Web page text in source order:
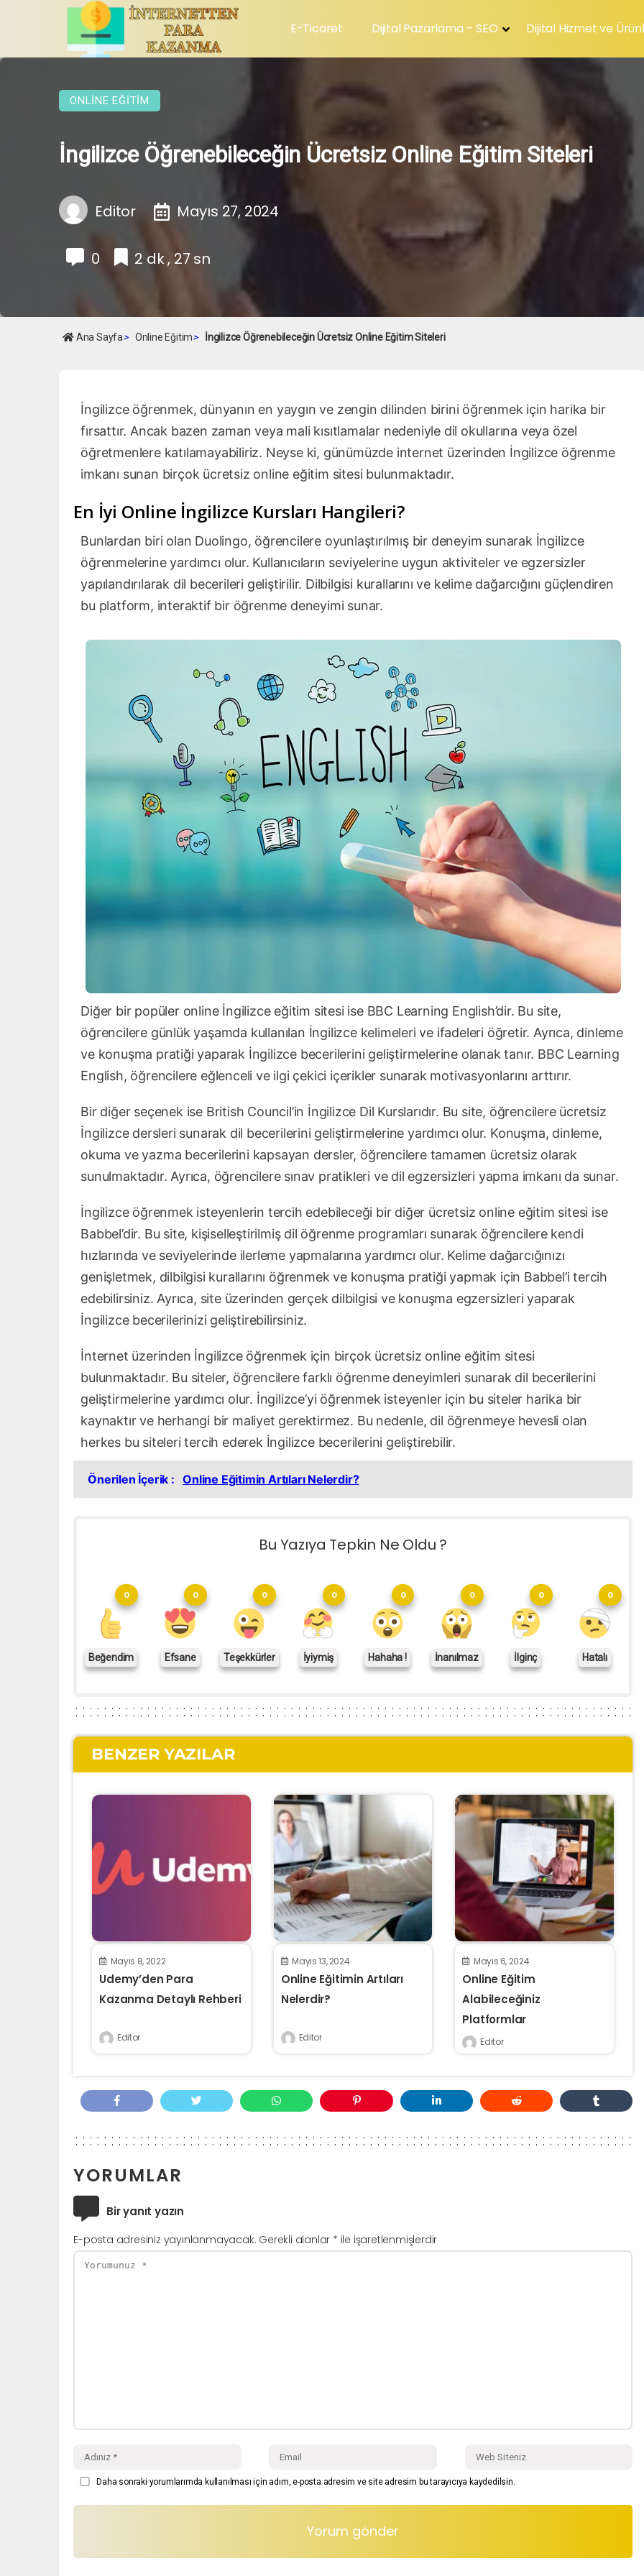
E-Ticaret Dijital Pazarlama – SEO Dijital Hizmet ve
ONLINE EĞITIM
İngilizce Öğrenebileceğin Ücretsiz Online Eğitim Siteleri
Editor Mayıs 27, 2024
0 2 dk , 27 sn
Ana Sayfa> Online Eğitim> İngilizce Öğrenebileceğin Ücretsiz Online Eğitim Siteleri
İngilizce öğrenmek, dünyanın en yaygın ve zengin dilinden birini öğrenmek için harika bir
fırsattır. Ancak bazen zaman veya mali kısıtlamalar nedeniyle dil okullarına veya özel
öğretmenlere katılamayabiliriz. Neyse ki, günümüzde internet üzerinden İngilizce öğrenme
imkanı sunan birçok ücretsiz online eğitim sitesi bulunmaktadır.
En İyi Online İngilizce Kursları Hangileri?
Bunlardan biri olan Duolingo, öğrencilere oyunlaştırılmış bir deneyim sunarak İngilizce
öğrenmelerine yardımcı olur. Kullanıcıların seviyelerine uygun aktiviteler ve egzersizler
yapılandırılarak dil becerileri geliştirilir. Dilbilgisi kurallarını ve kelime dağarcığını güçlendiren
bu platform, interaktif bir öğrenme deneyimi sunar.
Diğer bir popüler online İngilizce eğitim sitesi ise BBC Learning English’dir. Bu site,
öğrencilere günlük yaşamda kullanılan İngilizce kelimeleri ve ifadeleri öğretir. Ayrıca, dinleme
ve konuşma pratiği yaparak İngilizce becerilerini geliştirmelerine olanak tanır. BBC Learning
English, öğrencilere eğlenceli ve ilgi çekici içerikler sunarak motivasyonlarını arttırır.
Bir diğer seçenek ise British Council’in İngilizce Dil Kurslarıdır. Bu site, öğrencilere ücretsiz
İngilizce dersleri sunarak dil becerilerini geliştirmelerine yardımcı olur. Konuşma, dinleme,
okuma ve yazma becerilerini kapsayan dersler, öğrencilere tamamen ücretsiz olarak
sunulmaktadır. Ayrıca, öğrencilere sınav pratikleri ve dil egzersizleri yapma imkanı da sunar.
İngilizce öğrenmek isteyenlerin tercih edebileceği bir diğer ücretsiz online eğitim sitesi ise
Babbel’dir. Bu site, kişiselleştirilmiş dil öğrenme programları sunarak öğrencilere kendi
hızlarında ve seviyelerinde ilerleme yapmalarına yardımcı olur. Kelime dağarcığınızı
genişletmek, dilbilgisi kurallarını öğrenmek ve konuşma pratiği yapmak için Babbel’i tercih
edebilirsiniz. Ayrıca, site üzerinden gerçek dilbilgisi ve konuşma egzersizleri yaparak
İngilizce becerilerinizi geliştirebilirsiniz.
İnternet üzerinden İngilizce öğrenmek için birçok ücretsiz online eğitim sitesi
bulunmaktadır. Bu siteler, öğrencilere farklı öğrenme deneyimleri sunarak dil becerilerini
geliştirmelerine yardımcı olur. İngilizce’yi öğrenmek isteyenler için bu siteler harika bir
kaynaktır ve herhangi bir maliyet gerektirmez. Bu nedenle, dil öğrenmeye hevesli olan
herkes bu siteleri tercih ederek İngilizce becerilerini geliştirebilir.
Önerilen İçerik : Online Eğitimin Artıları Nelerdir?
Bu Yazıya Tepkin Ne Oldu ?
Beğendim
0
Efsane
0
Teşekkürler
0
İyiymiş
0
Hahaha !
0
İnanılmaz
0
İlginç
0
Hatalı
0
BENZER YAZILAR
Mayıs 8, 2022
Udemy’den Para
Kazanma Detaylı Rehberi
Editor
Mayıs 13, 2024
Online Eğitimin Artıları
Nelerdir?
Editor
Mayıs 6, 2024
Online Eğitim
Alabileceğiniz
Platformlar
Editor
YORUMLAR
Bir yanıt yazın
E-posta adresiniz yayınlanmayacak. Gerekli alanlar * ile işaretlenmişlerdir
Daha sonraki yorumlarımda kullanılması için adım, e-posta adresim ve site adresim bu tarayıcıya kaydedilsin.